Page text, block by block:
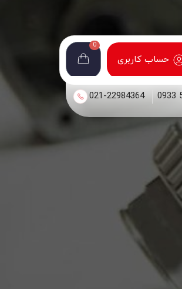
حساب کاربری
0
021-22984364